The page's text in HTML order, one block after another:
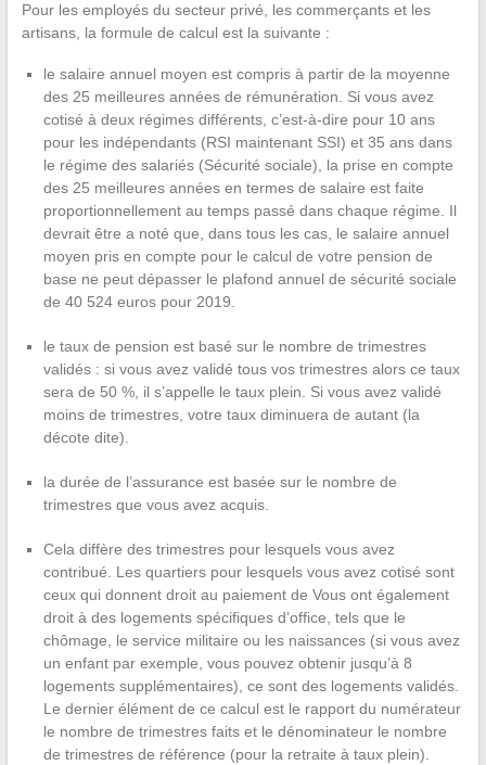
Pour les employés du secteur privé, les commerçants et les
artisans, la formule de calcul est la suivante :
le salaire annuel moyen est compris à partir de la moyenne
des 25 meilleures années de rémunération. Si vous avez
cotisé à deux régimes différents, c’est-à-dire pour 10 ans
pour les indépendants (RSI maintenant SSI) et 35 ans dans
le régime des salariés (Sécurité sociale), la prise en compte
des 25 meilleures années en termes de salaire est faite
proportionnellement au temps passé dans chaque régime. Il
devrait être a noté que, dans tous les cas, le salaire annuel
moyen pris en compte pour le calcul de votre pension de
base ne peut dépasser le plafond annuel de sécurité sociale
de 40 524 euros pour 2019.
le taux de pension est basé sur le nombre de trimestres
validés : si vous avez validé tous vos trimestres alors ce taux
sera de 50 %, il s’appelle le taux plein. Si vous avez validé
moins de trimestres, votre taux diminuera de autant (la
décote dite).
la durée de l’assurance est basée sur le nombre de
trimestres que vous avez acquis.
Cela diffère des trimestres pour lesquels vous avez
contribué. Les quartiers pour lesquels vous avez cotisé sont
ceux qui donnent droit au paiement de Vous ont également
droit à des logements spécifiques d’office, tels que le
chômage, le service militaire ou les naissances (si vous avez
un enfant par exemple, vous pouvez obtenir jusqu’à 8
logements supplémentaires), ce sont des logements validés.
Le dernier élément de ce calcul est le rapport du numérateur
le nombre de trimestres faits et le dénominateur le nombre
de trimestres de référence (pour la retraite à taux plein).